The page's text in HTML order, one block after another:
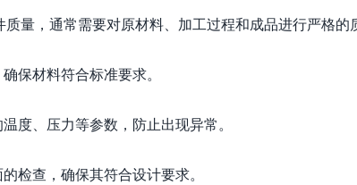
量，通常需要对原材料、加工过程和成品进行严格的
保材料符合标准要求。
度、压力等参数，防止出现异常。
检查，确保其符合设计要求。